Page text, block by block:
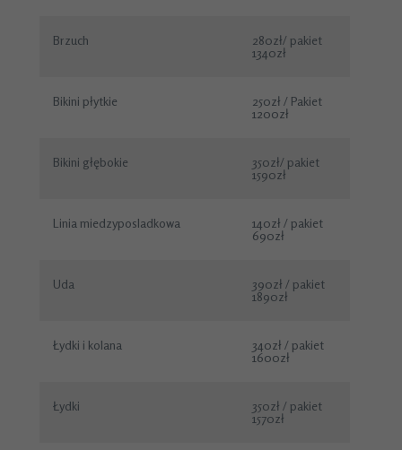
Brzuch
280zł/ pakiet
1340zł
Bikini płytkie
250zł / Pakiet
1200zł
Bikini głębokie
350zł/ pakiet
1590zł
Linia miedzyposladkowa
140zł / pakiet
690zł
Uda
390zł / pakiet
1890zł
Łydki i kolana
340zł / pakiet
1600zł
Łydki
350zł / pakiet
1570zł